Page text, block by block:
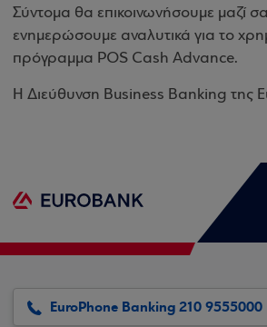
Σύντομα θα επικοινωνήσουμε μαζί
ενημερώσουμε αναλυτικά για το
πρόγραμμα POS Cash Advance.
Η Διεύθυνση Business Banking της
EuroPhone Banking 210 9555000